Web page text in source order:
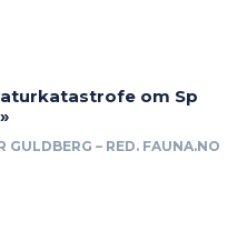
om Sp
GULDBERG – RED. FAUNA.NO